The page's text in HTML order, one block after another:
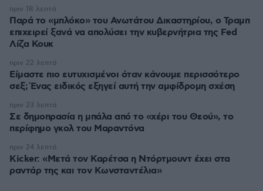
Παρά το «μπλόκο» του Ανωτάτου Δικαστηρίου, ο Τραμπ
επιχειρεί ξανά να απολύσει την κυβερνήτρια της Fed
Λίζα Κουκ
πριν 18 λεπτά
Είμαστε πιο ευτυχισμένοι όταν κάνουμε περισσότερο
σεξ; Ένας ειδικός εξηγεί αυτή την αμφίδρομη σχέση
πριν 22 λεπτά
Σε δημοπρασία η μπάλα από το «χέρι του Θεού», το
περίφημο γκολ του Μαραντόνα
πριν 23 λεπτά
Kicker: «Μετά τον Καρέτσα η Ντόρτμουντ έχει στα
ραντάρ της και τον Κωνσταντέλια»
πριν 24 λεπτά